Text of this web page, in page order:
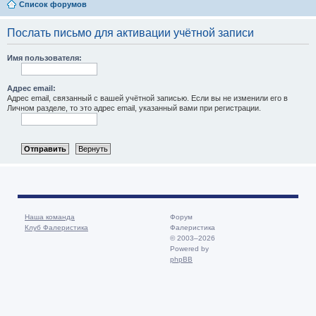
Список форумов
Послать письмо для активации учётной записи
Имя пользователя:
Адрес email:
Адрес email, связанный с вашей учётной записью. Если вы не изменили его в
Личном разделе, то это адрес email, указанный вами при регистрации.
Наша команда
Клуб Фалеристика
Форум
Фалеристика
© 2003–2026
Powered by
phpBB